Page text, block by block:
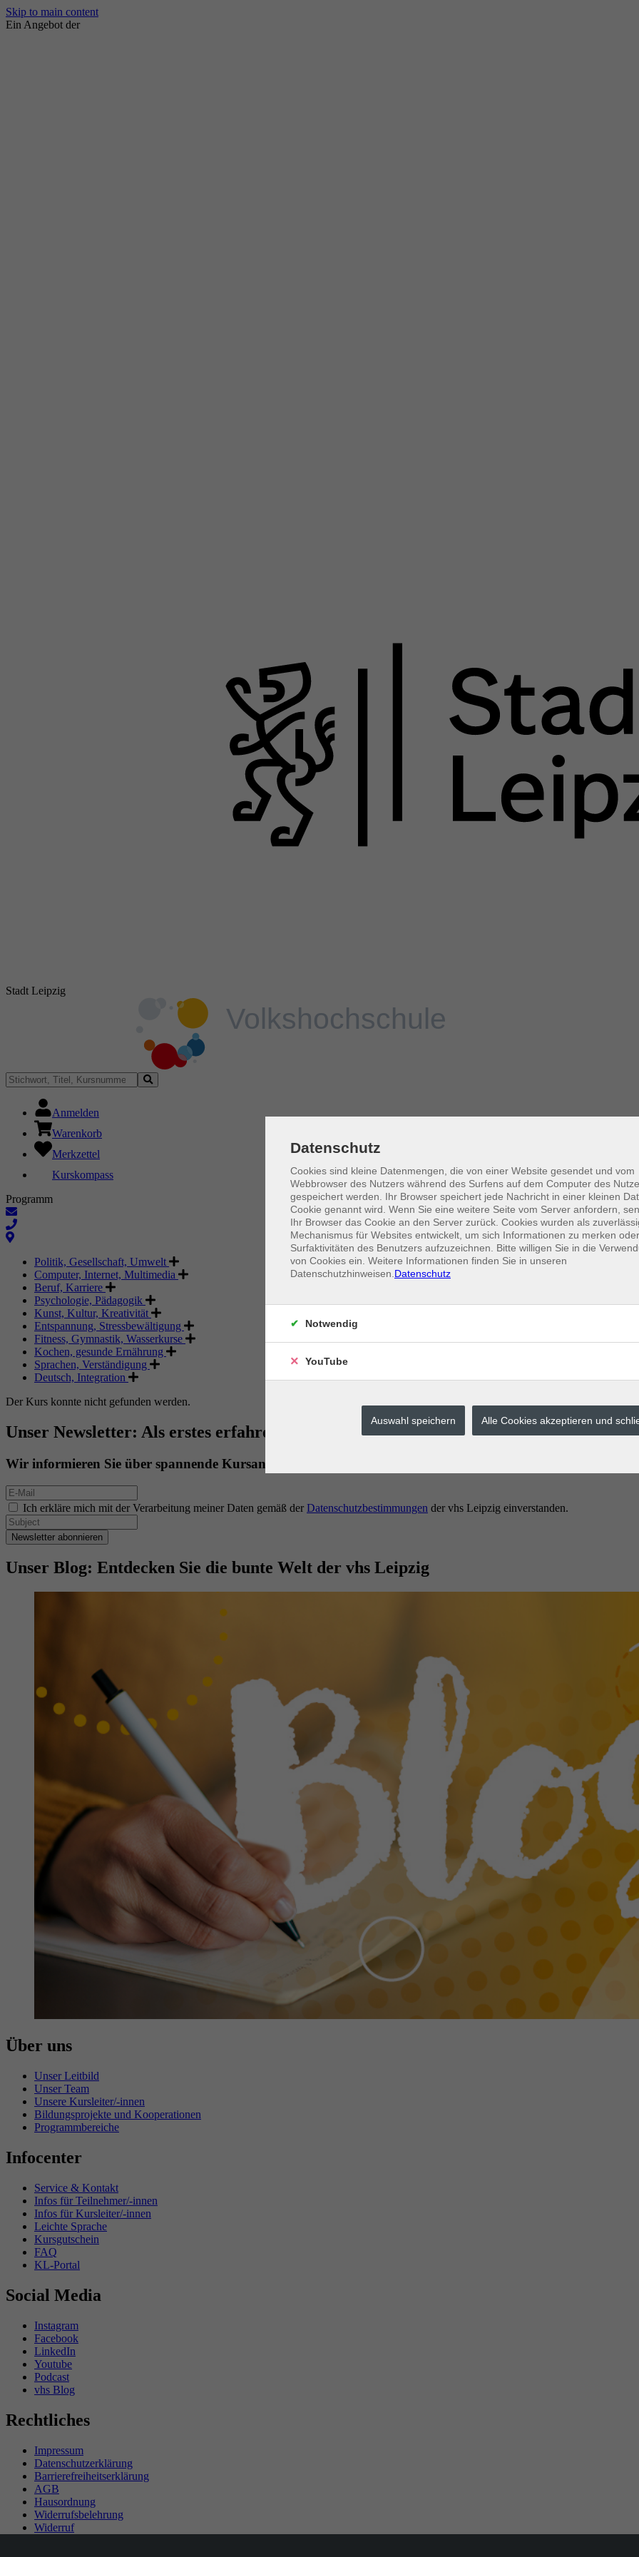
Skip to main content
Ein Angebot der
Stadt Leipzig
Anmelden
Warenkorb
Merkzettel
Kurskompass
Programm
Politik, Gesellschaft, Umwelt
Computer, Internet, Multimedia
Beruf, Karriere
Psychologie, Pädagogik
Kunst, Kultur, Kreativität
Entspannung, Stressbewältigung
Fitness, Gymnastik, Wasserkurse
Kochen, gesunde Ernährung
Sprachen, Verständigung
Deutsch, Integration
Der Kurs konnte nicht gefunden werden.
Unser Newsletter: Als erstes erfahren. Als erstes buchen.
Wir informieren Sie über spannende Kursangebote.
Ich erkläre mich mit der Verarbeitung meiner Daten gemäß der Datenschutzbestimmungen der vhs Leipzig einverstanden.
Newsletter abonnieren
Unser Blog: Entdecken Sie die bunte Welt der vhs Leipzig
Über uns
Unser Leitbild
Unser Team
Unsere Kursleiter/-innen
Bildungsprojekte und Kooperationen
Programmbereiche
Infocenter
Service & Kontakt
Infos für Teilnehmer/-innen
Infos für Kursleiter/-innen
Leichte Sprache
Kursgutschein
FAQ
KL-Portal
Social Media
Instagram
Facebook
LinkedIn
Youtube
Podcast
vhs Blog
Rechtliches
Impressum
Datenschutzerklärung
Barrierefreiheitserklärung
AGB
Hausordnung
Widerrufsbelehrung
Widerruf
Datenschutz
Cookies sind kleine Datenmengen, die von einer Website gesendet und vom
Webbrowser des Nutzers während des Surfens auf dem Computer des
gespeichert werden. Ihr Browser speichert jede Nachricht in einer kleinen
Cookie genannt wird. Wenn Sie eine weitere Seite vom Server anfordern,
Ihr Browser das Cookie an den Server zurück. Cookies wurden als
Mechanismus für Websites entwickelt, um sich Informationen zu merken
Surfaktivitäten des Benutzers aufzuzeichnen. Bitte willigen Sie in die
von Cookies ein. Weitere Informationen finden Sie in unseren
Datenschutzhinweisen. Datenschutz
Notwendig
YouTube
Auswahl speichern Alle Cookies akzeptieren und